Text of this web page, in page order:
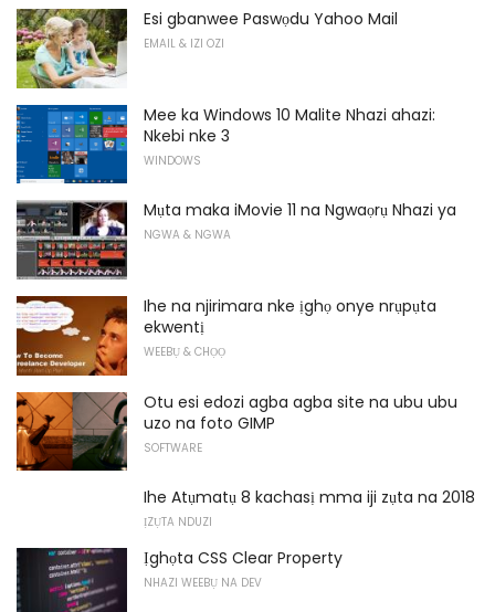
Esi gbanwee Paswọdu Yahoo Mail
EMAIL & IZI OZI
Mee ka Windows 10 Malite Nhazi ahazi:
Nkebi nke 3
WINDOWS
Mụta maka iMovie 11 na Ngwaọrụ Nhazi ya
NGWA & NGWA
Ihe na njirimara nke ịghọ onye nrụpụta
ekwentị
WEEBỤ & CHỌỌ
Otu esi edozi agba agba site na ubu ubu
uzo na foto GIMP
SOFTWARE
Ihe Atụmatụ 8 kachasị mma iji zụta na 2018
ỊZỤTA NDUZI
Ịghọta CSS Clear Property
NHAZI WEEBỤ NA DEV